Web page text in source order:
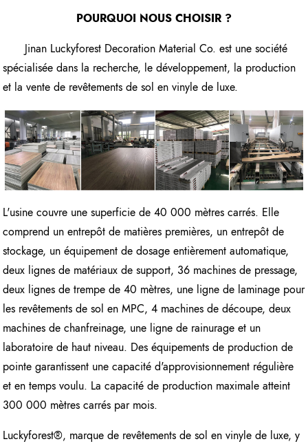
POURQUOI NOUS CHOISIR ?
Jinan Luckyforest Decoration Material Co. est une société
spécialisée dans la recherche, le développement, la production
et la vente de revêtements de sol en vinyle de luxe.
L'usine couvre une superficie de 40 000 mètres carrés. Elle
comprend un entrepôt de matières premières, un entrepôt de
stockage, un équipement de dosage entièrement automatique,
deux lignes de matériaux de support, 36 machines de pressage,
deux lignes de trempe de 40 mètres, une ligne de laminage pour
les revêtements de sol en MPC, 4 machines de découpe, deux
machines de chanfreinage, une ligne de rainurage et un
laboratoire de haut niveau. Des équipements de production de
pointe garantissent une capacité d'approvisionnement régulière
et en temps voulu. La capacité de production maximale atteint
300 000 mètres carrés par mois.
Luckyforest®, marque de revêtements de sol en vinyle de luxe, y